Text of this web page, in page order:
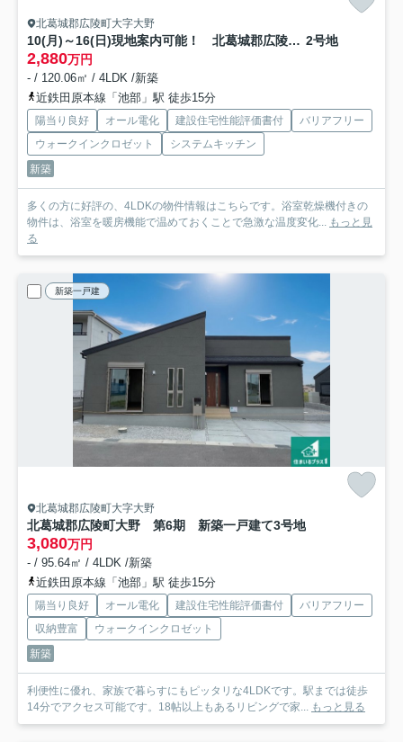
北葛城郡広陵町大字大野
10(月)～16(日)現地案内可能！ 北葛城郡広陵町大野 全5邸 2号地
2,880万円
- / 120.06㎡ / 4LDK /新築
近鉄田原本線「池部」駅 徒歩15分
陽当り良好 オール電化 建設住宅性能評価書付
バリアフリー
ウォークインクロゼット
システムキッチン
新築
多くの方に好評の、4LDKの物件情報はこちらです。浴室乾燥機付きの
物件は、浴室を暖房機能で温めておくことで急激な温度変化... もっと見
る
新築一戸建
北葛城郡広陵町大字大野
北葛城郡広陵町大野 第6期 新築一戸建て3号地
3,080万円
- / 95.64㎡ / 4LDK /新築
近鉄田原本線「池部」駅 徒歩15分
陽当り良好 オール電化 建設住宅性能評価書付
バリアフリー
収納豊富
ウォークインクロゼット
新築
利便性に優れ、家族で暮らすにもピッタリな4LDKです。駅までは徒歩
14分でアクセス可能です。18帖以上もあるリビングで家... もっと見る